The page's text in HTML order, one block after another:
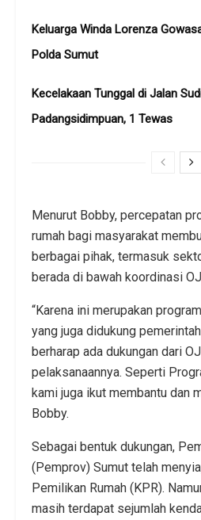
Keluarga Winda Lorenza
Polda Sumut
Kecelakaan Tunggal di Jalan
Padangsidimpuan, 1 Tewas
Menurut Bobby, percepatan
rumah bagi masyarakat
berbagai pihak, termasuk
berada di bawah koordinasi
“Karena ini merupakan
yang juga didukung
berharap ada dukungan dari
pelaksanaannya. Seperti
kami juga ikut membantu dan
Bobby.
Sebagai bentuk dukungan,
(Pemprov) Sumut telah
Pemilikan Rumah (KPR).
masih terdapat sejumlah